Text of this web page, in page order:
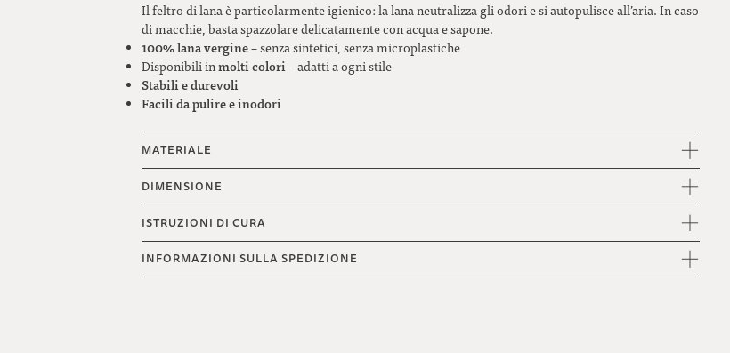
provenza
blu genziana
Il feltro di lana è particolarmente igienico: la lana neutralizza gli odori e si autopulisce all’aria. In caso
di macchie, basta spazzolare delicatamente con acqua e sapone.
100% lana vergine– senza sintetici, senza microplastiche
Disponibili inmolti colori – adatti a ogni stile
Stabili e durevoli
Facili da pulire e inodori
MATERIALE
DIMENSIONE
ISTRUZIONI DI CURA
INFORMAZIONI SULLA SPEDIZIONE